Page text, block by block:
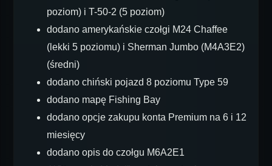
poziom) i T-50-2 (5 poziom)
dodano amerykańskie czołgi M24 Chaffee
(lekki 5 poziomu) i Sherman Jumbo (M4A3E2)
(średni)
dodano chiński pojazd 8 poziomu Type 59
dodano mapę Fishing Bay
dodano opcje zakupu konta Premium na 6 i 12
miesięcy
dodano opis do czołgu M6A2E1